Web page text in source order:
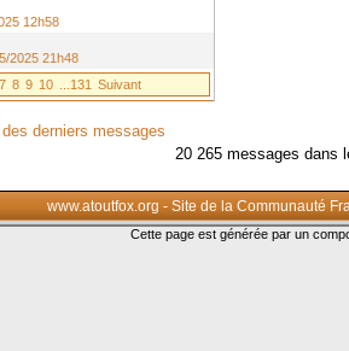
12h58
2025 21h48
7 8 9 10 ...131 Suivant
derniers messages
20 265 messages dans
www.atoutfox.org - Site de la Communauté
Cette page est générée par un